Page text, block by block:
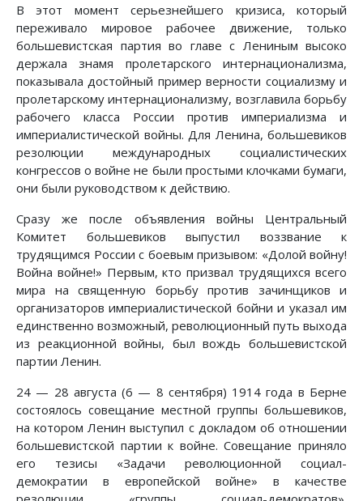
В этот момент серьезнейшего кризиса, который
переживало мировое рабочее движение, только
большевистская партия во главе с Лениным высоко
держала знамя пролетарского интернационализма,
показывала достойный пример верности социализму и
пролетарскому интернационализму, возглавила борьбу
рабочего класса России против империализма и
империалистической войны. Для Ленина, большевиков
резолюции международных социалистических
конгрессов о войне не были простыми клочками бумаги,
они были руководством к действию.
Сразу же после объявления войны Центральный
Комитет большевиков выпустил воззвание к
трудящимся России с боевым призывом: «Долой войну!
Война войне!» Первым, кто призвал трудящихся всего
мира на священную борьбу против зачинщиков и
организаторов империалистической бойни и указал им
единственно возможный, революционный путь выхода
из реакционной войны, был вождь большевистской
партии Ленин.
24 — 28 августа (6 — 8 сентября) 1914 года в Берне
состоялось совещание местной группы большевиков,
на котором Ленин выступил с докладом об отношении
большевистской партии к войне. Совещание приняло
его тезисы «Задачи революционной социал-
демократии в европейской войне» в качестве